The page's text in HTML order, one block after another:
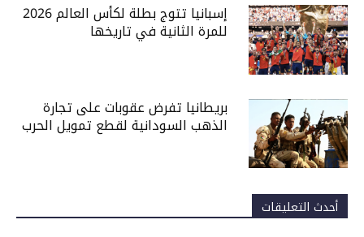
إسبانيا تتوج بطلة لكأس العالم 2026
للمرة الثانية في تاريخها
بريطانيا تفرض عقوبات على تجارة
الذهب السودانية لقطع تمويل الحرب
أحدث التعليقات